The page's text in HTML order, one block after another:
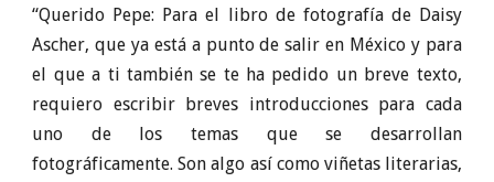
“Querido Pepe: Para el libro de fotografía de Daisy
Ascher, que ya está a punto de salir en México y para
el que a ti también se te ha pedido un breve texto,
requiero escribir breves introducciones para cada
uno de los temas que se desarrollan
fotográficamente. Son algo así como viñetas literarias,